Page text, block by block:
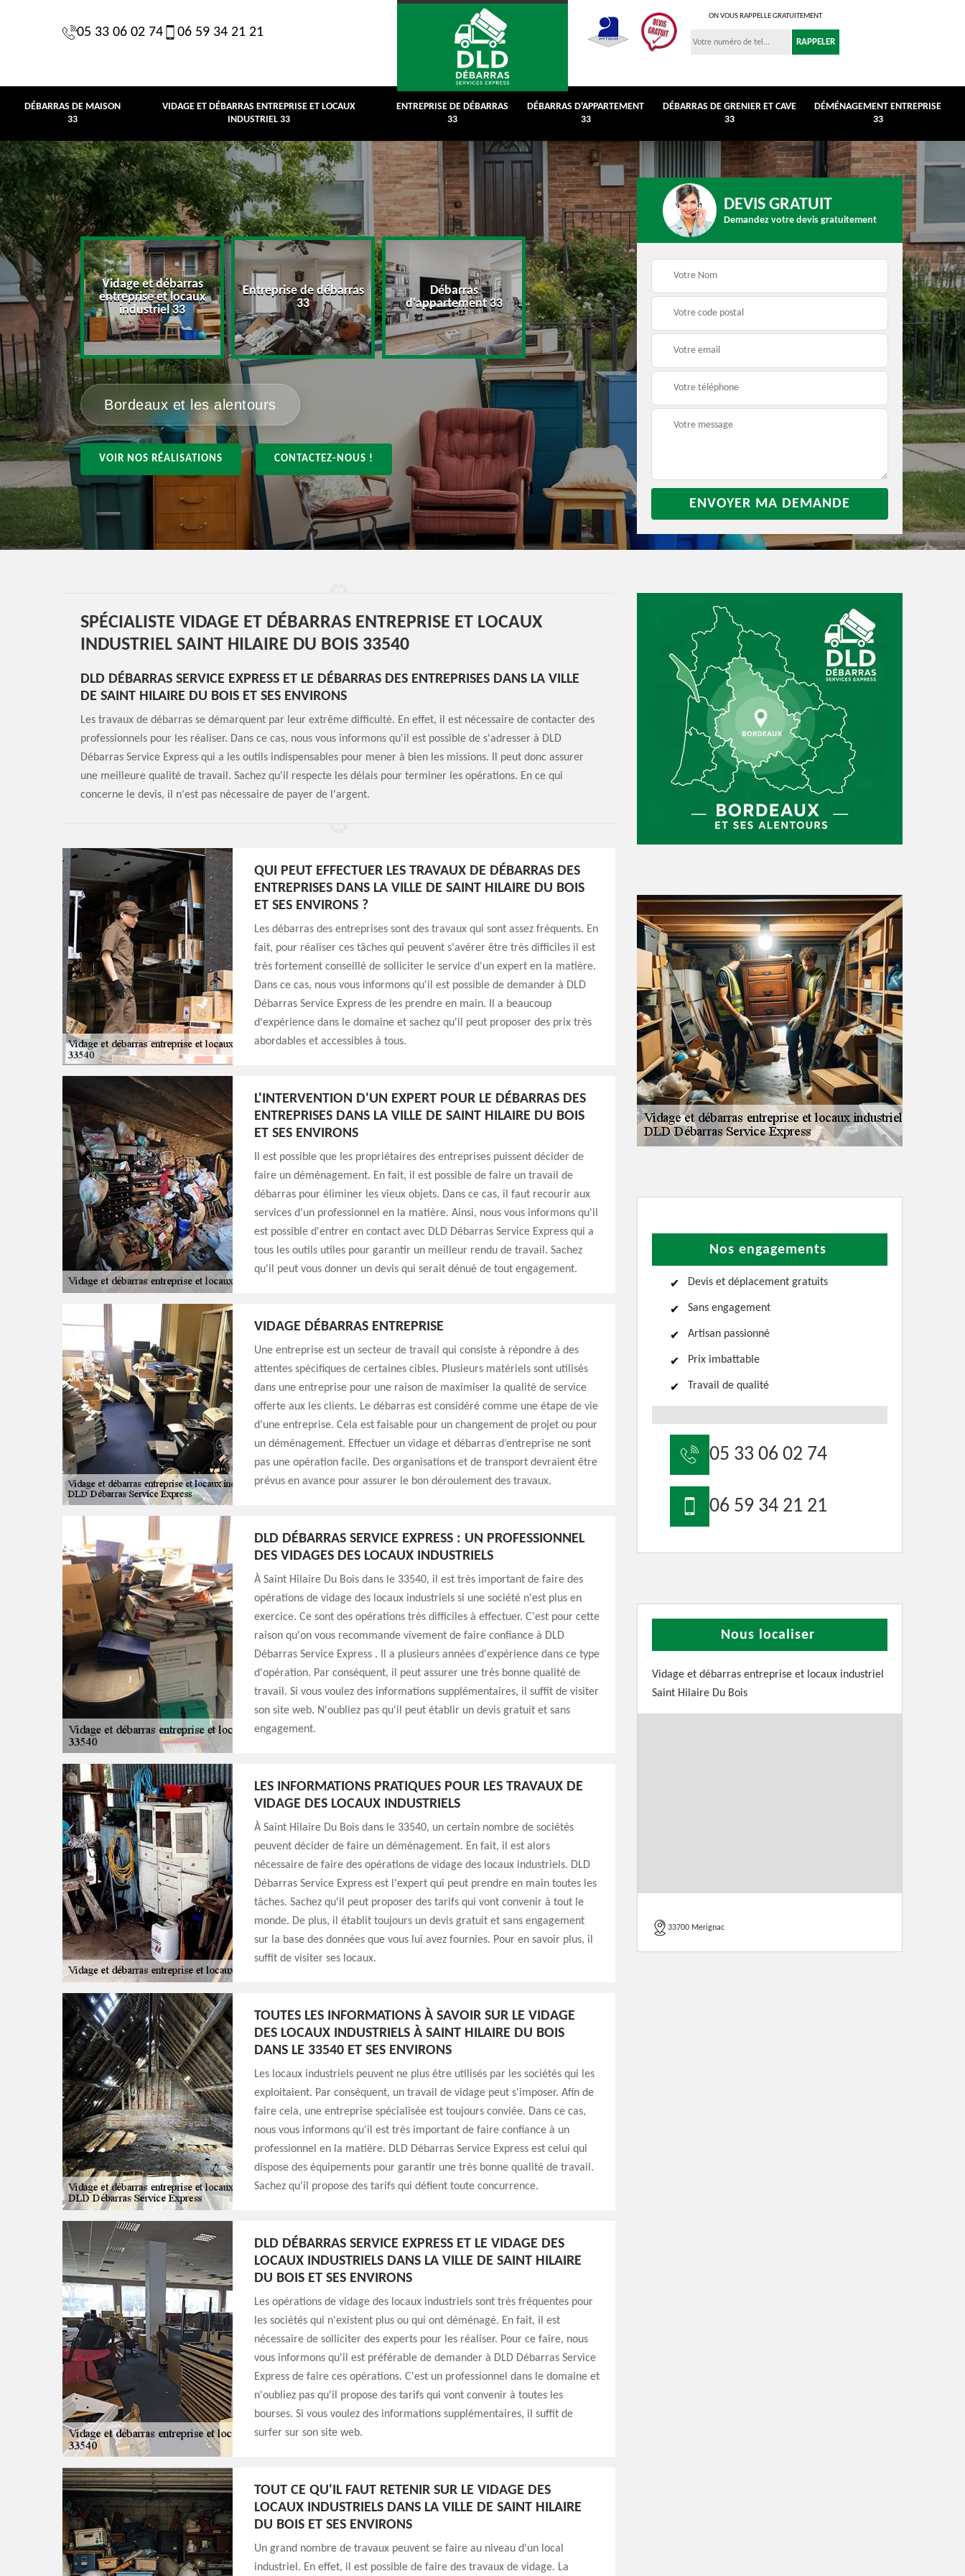
05 33 06 02 74 06 59 34 21 21
ON VOUS RAPPELLE GRATUITEMENT
DÉBARRAS DE MAISON
33
VIDAGE ET DÉBARRAS ENTREPRISE ET LOCAUX
INDUSTRIEL 33
ENTREPRISE DE DÉBARRAS
33
DÉBARRAS D'APPARTEMENT
33
DÉBARRAS DE GRENIER ET CAVE
33
DÉMÉNAGEMENT ENTREPRISE
33
maison 33
Vidage et débarras
entreprise et locaux
industriel 33
Entreprise de débarras
33
Débarras
d'appartement 33
Débarras de grenier et
cave 33
Déménagement
Débarras de maison
Bordeaux et les alentours
VOIR NOS RÉALISATIONS CONTACTEZ-NOUS !
DEVIS GRATUIT
Demandez votre devis gratuitement
SPÉCIALISTE VIDAGE ET DÉBARRAS ENTREPRISE ET LOCAUX
INDUSTRIEL SAINT HILAIRE DU BOIS 33540
DLD DÉBARRAS SERVICE EXPRESS ET LE DÉBARRAS DES ENTREPRISES DANS LA VILLE
DE SAINT HILAIRE DU BOIS ET SES ENVIRONS
Les travaux de débarras se démarquent par leur extrême difficulté. En effet, il est nécessaire de contacter des
professionnels pour les réaliser. Dans ce cas, nous vous informons qu'il est possible de s'adresser à DLD
Débarras Service Express qui a les outils indispensables pour mener à bien les missions. Il peut donc assurer
une meilleure qualité de travail. Sachez qu'il respecte les délais pour terminer les opérations. En ce qui
concerne le devis, il n'est pas nécessaire de payer de l'argent.
QUI PEUT EFFECTUER LES TRAVAUX DE DÉBARRAS DES
ENTREPRISES DANS LA VILLE DE SAINT HILAIRE DU BOIS
ET SES ENVIRONS ?
Les débarras des entreprises sont des travaux qui sont assez fréquents. En
fait, pour réaliser ces tâches qui peuvent s'avérer être très difficiles il est
très fortement conseillé de solliciter le service d'un expert en la matière.
Dans ce cas, nous vous informons qu'il est possible de demander à DLD
Débarras Service Express de les prendre en main. Il a beaucoup
d'expérience dans le domaine et sachez qu'il peut proposer des prix très
abordables et accessibles à tous.
L'INTERVENTION D'UN EXPERT POUR LE DÉBARRAS DES
ENTREPRISES DANS LA VILLE DE SAINT HILAIRE DU BOIS
ET SES ENVIRONS
Il est possible que les propriétaires des entreprises puissent décider de
faire un déménagement. En fait, il est possible de faire un travail de
débarras pour éliminer les vieux objets. Dans ce cas, il faut recourir aux
services d'un professionnel en la matière. Ainsi, nous vous informons qu'il
est possible d'entrer en contact avec DLD Débarras Service Express qui a
tous les outils utiles pour garantir un meilleur rendu de travail. Sachez
qu'il peut vous donner un devis qui serait dénué de tout engagement.
VIDAGE DÉBARRAS ENTREPRISE
Une entreprise est un secteur de travail qui consiste à répondre à des
attentes spécifiques de certaines cibles. Plusieurs matériels sont utilisés
dans une entreprise pour une raison de maximiser la qualité de service
offerte aux les clients. Le débarras est considéré comme une étape de vie
d’une entreprise. Cela est faisable pour un changement de projet ou pour
un déménagement. Effectuer un vidage et débarras d’entreprise ne sont
pas une opération facile. Des organisations et de transport devraient être
prévus en avance pour assurer le bon déroulement des travaux.
DLD DÉBARRAS SERVICE EXPRESS : UN PROFESSIONNEL
DES VIDAGES DES LOCAUX INDUSTRIELS
À Saint Hilaire Du Bois dans le 33540, il est très important de faire des
opérations de vidage des locaux industriels si une société n'est plus en
exercice. Ce sont des opérations très difficiles à effectuer. C'est pour cette
raison qu'on vous recommande vivement de faire confiance à DLD
Débarras Service Express . Il a plusieurs années d'expérience dans ce type
d'opération. Par conséquent, il peut assurer une très bonne qualité de
travail. Si vous voulez des informations supplémentaires, il suffit de visiter
son site web. N'oubliez pas qu'il peut établir un devis gratuit et sans
engagement.
LES INFORMATIONS PRATIQUES POUR LES TRAVAUX DE
VIDAGE DES LOCAUX INDUSTRIELS
À Saint Hilaire Du Bois dans le 33540, un certain nombre de sociétés
peuvent décider de faire un déménagement. En fait, il est alors
nécessaire de faire des opérations de vidage des locaux industriels. DLD
Débarras Service Express est l'expert qui peut prendre en main toutes les
tâches. Sachez qu'il peut proposer des tarifs qui vont convenir à tout le
monde. De plus, il établit toujours un devis gratuit et sans engagement
sur la base des données que vous lui avez fournies. Pour en savoir plus, il
suffit de visiter ses locaux.
TOUTES LES INFORMATIONS À SAVOIR SUR LE VIDAGE
DES LOCAUX INDUSTRIELS À SAINT HILAIRE DU BOIS
DANS LE 33540 ET SES ENVIRONS
Les locaux industriels peuvent ne plus être utilisés par les sociétés qui les
exploitaient. Par conséquent, un travail de vidage peut s'imposer. Afin de
faire cela, une entreprise spécialisée est toujours conviée. Dans ce cas,
nous vous informons qu'il est très important de faire confiance à un
professionnel en la matière. DLD Débarras Service Express est celui qui
dispose des équipements pour garantir une très bonne qualité de travail.
Sachez qu'il propose des tarifs qui défient toute concurrence.
DLD DÉBARRAS SERVICE EXPRESS ET LE VIDAGE DES
LOCAUX INDUSTRIELS DANS LA VILLE DE SAINT HILAIRE
DU BOIS ET SES ENVIRONS
Les opérations de vidage des locaux industriels sont très fréquentes pour
les sociétés qui n'existent plus ou qui ont déménagé. En fait, il est
nécessaire de solliciter des experts pour les réaliser. Pour ce faire, nous
vous informons qu'il est préférable de demander à DLD Débarras Service
Express de faire ces opérations. C'est un professionnel dans le domaine et
n'oubliez pas qu'il propose des tarifs qui vont convenir à toutes les
bourses. Si vous voulez des informations supplémentaires, il suffit de
surfer sur son site web.
TOUT CE QU'IL FAUT RETENIR SUR LE VIDAGE DES
LOCAUX INDUSTRIELS DANS LA VILLE DE SAINT HILAIRE
DU BOIS ET SES ENVIRONS
Un grand nombre de travaux peuvent se faire au niveau d'un local
industriel. En effet, il est possible de faire des travaux de vidage. La
Nos engagements
Devis et déplacement gratuits
Sans engagement
Artisan passionné
Prix imbattable
Travail de qualité
05 33 06 02 74
06 59 34 21 21
Nous localiser
Vidage et débarras entreprise et locaux industriel
Saint Hilaire Du Bois
33700 Merignac